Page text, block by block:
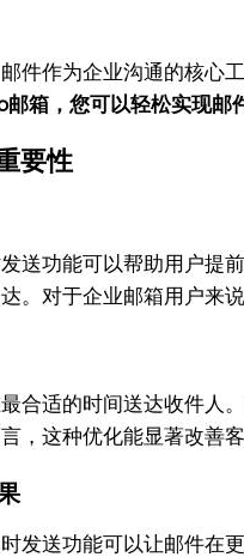
件作为企业沟通的核心
邮箱，您可以轻松实现邮
要性
送功能可以帮助用户提
。对于企业邮箱用户来
合适的时间送达收件人
，这种优化能显著改善客
发送功能可以让邮件在